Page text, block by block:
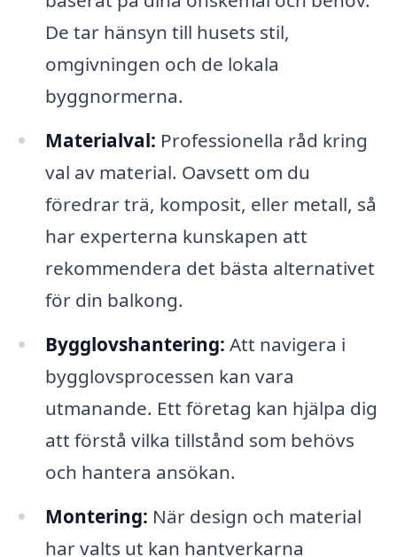
De tar hänsyn till husets stil,
omgivningen och de lokala
byggnormerna.
Materialval: Professionella råd kring
val av material. Oavsett om du
föredrar trä, komposit, eller metall, så
har experterna kunskapen att
rekommendera det bästa alternativet
för din balkong.
Bygglovshantering: Att navigera i
bygglovsprocessen kan vara
utmanande. Ett företag kan hjälpa dig
att förstå vilka tillstånd som behövs
och hantera ansökan.
Montering: När design och material
har valts ut kan hantverkarna